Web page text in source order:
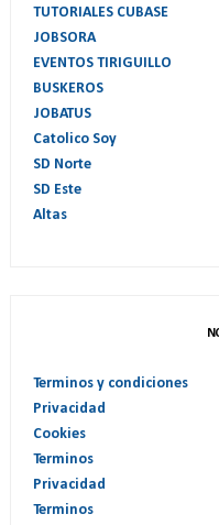
TUTORIALES CUBASE
JOBSORA
EVENTOS TIRIGUILLO
BUSKEROS
JOBATUS
Catolico Soy
SD Norte
SD Este
Altas
Terminos y condiciones
Privacidad
Cookies
Terminos
Privacidad
Terminos